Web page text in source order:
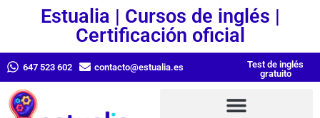
Estualia | Cursos de inglés |
Certificación oficial
647 523 602 contacto@estualia.es
Test de inglés
gratuito